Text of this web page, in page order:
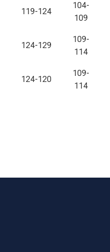
119-124
104-
109
124-129
109-
114
124-120
109-
114